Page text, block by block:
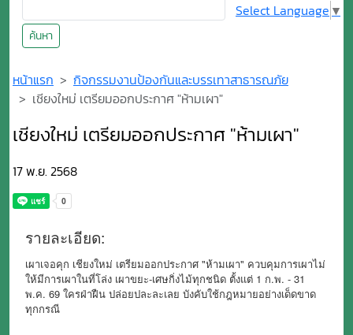
ค้นหา
Select Language ▼
หน้าแรก
กิจกรรมงานป้องกันและบรรเทาสาธารณภัย
เชียงใหม่ เตรียมออกประกาศ "ห้ามเผา"
เชียงใหม่ เตรียมออกประกาศ "ห้ามเผา"
17 พ.ย. 2568
รายละเอียด:
เผาเจอคุก เชียงใหม่ เตรียมออกประกาศ "ห้ามเผา" ควบคุมการเผาไม่
ให้มีการเผาในที่โล่ง เผาขยะ-เศษกิ่งไม้ทุกชนิด ตั้งแต่ 1 ก.พ. - 31
พ.ค. 69 ใครฝ่าฝืน ปล่อยปละละเลย บังคับใช้กฎหมายอย่างเด็ดขาด
ทุกกรณี